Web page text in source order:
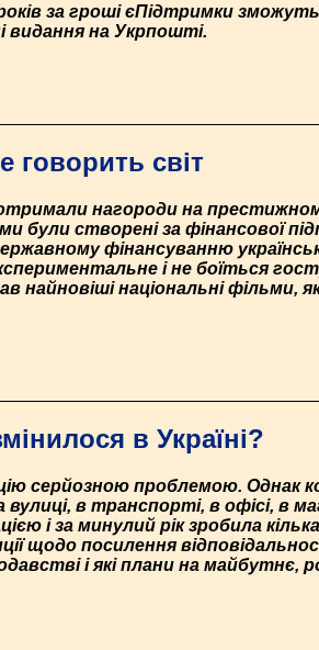
років за гроші єПідтримки
видання на Укрпошті.
говорить світ
отримали нагороди на
були створені за фінансової
фінансуванню
і не боїться
національні фільми,
в Україні?
серйозною проблемою. Однак
в транспорті, в офісі, в
і за минулий рік зробила
щодо посилення
і які плани на майбутнє,